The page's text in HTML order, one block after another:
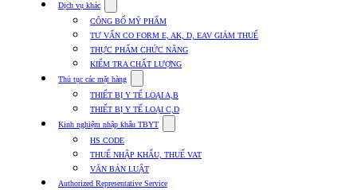
TBYT
Dịch vụ khác
submenu
for
Dịch
vụ
khác
CÔNG BỐ MỸ PHẨM
TƯ VẤN CO FORM E, AK, D, EAV GIẢM THUẾ
THỰC PHẨM CHỨC NĂNG
KIỂM TRA CHẤT LƯỢNG
Thủ tục các mặt hàng
submenu
for
Thủ
tục
mặt
hàng
THIẾT BỊ Y TẾ LOẠI A,B
THIẾT BỊ Y TẾ LOẠI C,D
Kinh nghiệm nhập khẩu TBYT
submenu
Kinh
HS CODE
THUẾ NHẬP KHẨU, THUẾ VAT
VĂN BẢN LUẬT
Authorized Representative Service